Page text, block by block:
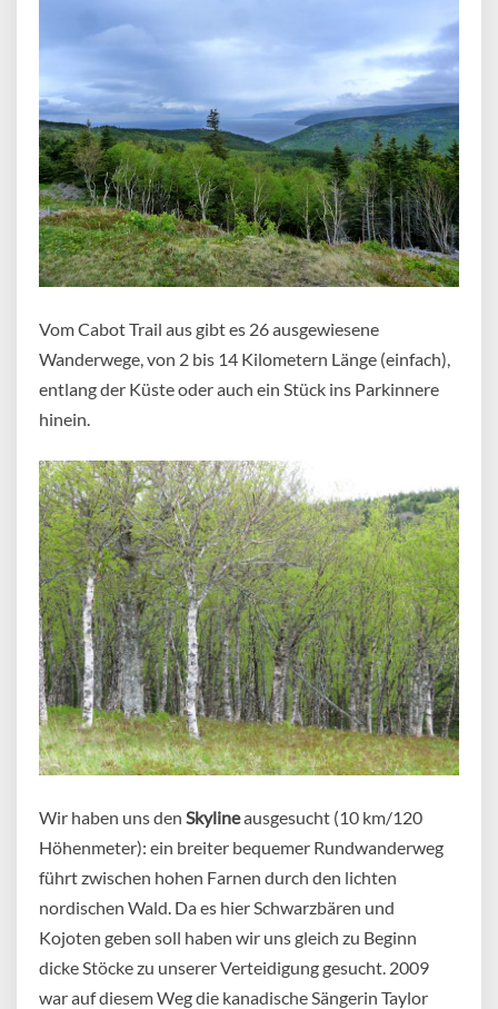
Vom Cabot Trail aus gibt es 26 ausgewiesene
Wanderwege, von 2 bis 14 Kilometern Länge (einfach),
entlang der Küste oder auch ein Stück ins Parkinnere
hinein.
Wir haben uns den Skylineausgesucht (10 km/120
Höhenmeter): ein breiter bequemer Rundwanderweg
führt zwischen hohen Farnen durch den lichten
nordischen Wald. Da es hier Schwarzbären und
Kojoten geben soll haben wir uns gleich zu Beginn
dicke Stöcke zu unserer Verteidigung gesucht. 2009
war auf diesem Weg die kanadische Sängerin Taylor